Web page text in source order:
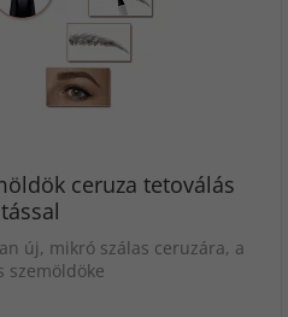
ceruza tetoválás
új, mikró szálas ceruzára, a
szemöldöke